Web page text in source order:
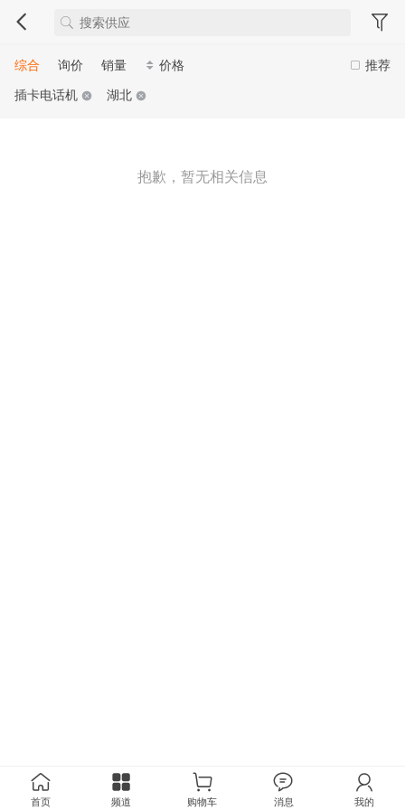
推荐
综合 询价 销量
价格
插卡电话机
湖北
抱歉，暂无相关信息
首页 频道 购物车 消息 我的